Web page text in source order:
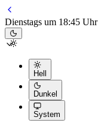
Dienstags um 18:45 Uhr
Hell
Dunkel
System